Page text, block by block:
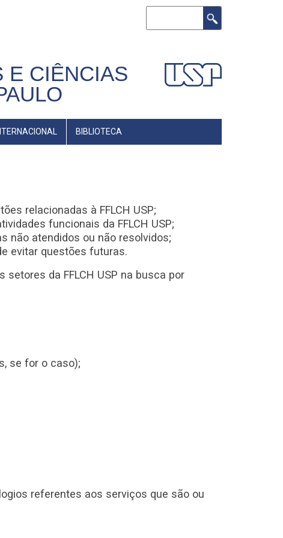
E CIÊNCIAS
BIBLIOTECA
relacionadas à FFLCH USP;
funcionais da FFLCH USP;
não atendidos ou não resolvidos;
evitar questões futuras.
da FFLCH USP na busca por
se for o caso);
referentes aos serviços que são ou